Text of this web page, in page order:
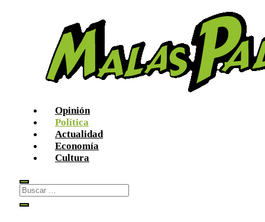
Opinión
Política
Actualidad
Economía
Cultura